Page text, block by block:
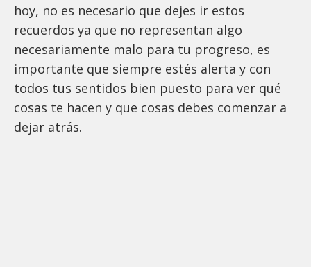
hoy, no es necesario que dejes ir estos
recuerdos ya que no representan algo
necesariamente malo para tu progreso, es
importante que siempre estés alerta y con
todos tus sentidos bien puesto para ver qué
cosas te hacen y que cosas debes comenzar a
dejar atrás.